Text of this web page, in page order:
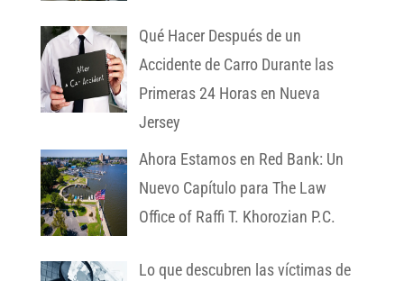
Qué Hacer Después de un
Accidente de Carro Durante las
Primeras 24 Horas en Nueva
Jersey
Ahora Estamos en Red Bank: Un
Nuevo Capítulo para The Law
Office of Raffi T. Khorozian P.C.
Lo que descubren las víctimas de